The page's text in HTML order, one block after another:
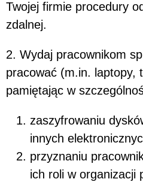
Twojej firmie procedury
zdalnej.
2. Wydaj pracownikom
pracować (m.in. laptopy,
pamiętając w
zaszyfrowaniu
innych
przyznaniu
ich roli w organizacji